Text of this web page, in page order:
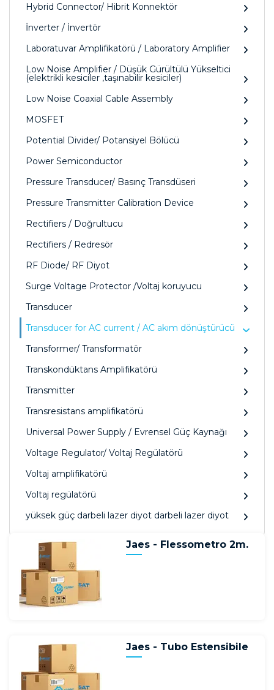
Hybrid Connector/ Hibrit Konnektör
İnverter / İnvertör
Laboratuvar Amplifikatörü / Laboratory Amplifier
Low Noise Amplifier / Düşük Gürültülü Yükseltici
(elektrikli kesiciler ,taşınabilir kesiciler)
Low Noise Coaxial Cable Assembly
MOSFET
Potential Divider/ Potansiyel Bölücü
Power Semiconductor
Pressure Transducer/ Basınç Transdüseri
Pressure Transmitter Calibration Device
Rectifiers / Doğrultucu
Rectifiers / Redresör
RF Diode/ RF Diyot
Surge Voltage Protector /Voltaj koruyucu
Transducer
Transducer for AC current / AC akım dönüştürücü
Transformer/ Transformatör
Transkondüktans Amplifikatörü
Transmitter
Transresistans amplifikatörü
Universal Power Supply / Evrensel Güç Kaynağı
Voltage Regulator/ Voltaj Regülatörü
Voltaj amplifikatörü
Voltaj regülatörü
yüksek güç darbeli lazer diyot darbeli lazer diyot
Jaes - Flessometro 2m.
Jaes - Tubo Estensibile